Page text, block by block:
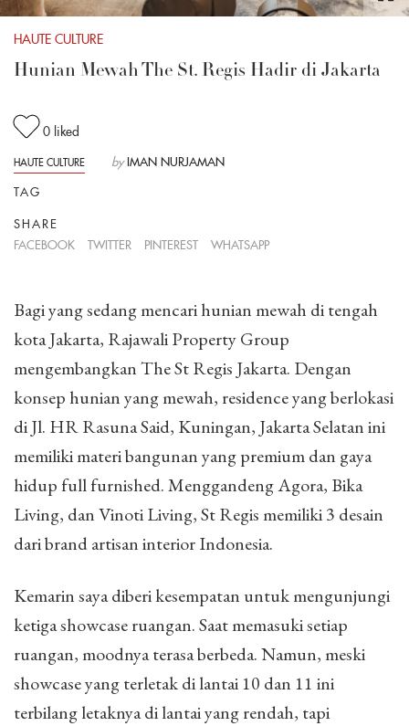
HAUTE CULTURE
Hunian Mewah The St. Regis Hadir di Jakarta
0 liked
HAUTE CULTURE by IMAN NURJAMAN
TAG
SHARE
FACEBOOK
TWITTER PINTEREST WHATSAPP
Bagi yang sedang mencari hunian mewah di tengah
kota Jakarta, Rajawali Property Group
mengembangkan The St Regis Jakarta. Dengan
konsep hunian yang mewah, residence yang berlokasi
di Jl. HR Rasuna Said, Kuningan, Jakarta Selatan ini
memiliki materi bangunan yang premium dan gaya
hidup full furnished. Menggandeng Agora, Bika
Living, dan Vinoti Living, St Regis memiliki 3 desain
dari brand artisan interior Indonesia.
Kemarin saya diberi kesempatan untuk mengunjungi
ketiga showcase ruangan. Saat memasuki setiap
ruangan, moodnya terasa berbeda. Namun, meski
showcase yang terletak di lantai 10 dan 11 ini
terbilang letaknya di lantai yang rendah, tapi